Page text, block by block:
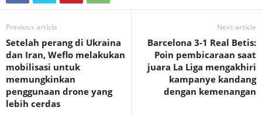
Previous article
Setelah perang di Ukraina
dan Iran, Weflo melakukan
mobilisasi untuk
memungkinkan
penggunaan drone yang
lebih cerdas
Next article
Barcelona 3-1 Real Betis:
Poin pembicaraan saat
juara La Liga mengakhiri
kampanye kandang
dengan kemenangan